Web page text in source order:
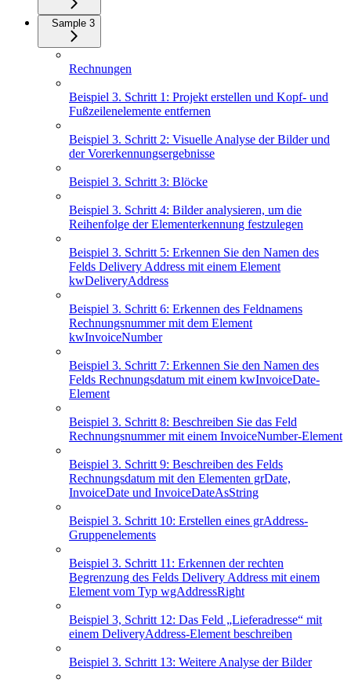
Sample 3
Rechnungen
Beispiel 3. Schritt 1: Projekt erstellen und Kopf- und
Fußzeilenelemente entfernen
Beispiel 3. Schritt 2: Visuelle Analyse der Bilder und
der Vorerkennungsergebnisse
Beispiel 3. Schritt 3: Blöcke
Beispiel 3. Schritt 4: Bilder analysieren, um die
Reihenfolge der Elementerkennung festzulegen
Beispiel 3. Schritt 5: Erkennen Sie den Namen des
Felds Delivery Address mit einem Element
kwDeliveryAddress
Beispiel 3. Schritt 6: Erkennen des Feldnamens
Rechnungsnummer mit dem Element
kwInvoiceNumber
Beispiel 3. Schritt 7: Erkennen Sie den Namen des
Felds Rechnungsdatum mit einem kwInvoiceDate-
Element
Beispiel 3. Schritt 8: Beschreiben Sie das Feld
Rechnungsnummer mit einem InvoiceNumber-Element
Beispiel 3. Schritt 9: Beschreiben des Felds
Rechnungsdatum mit den Elementen grDate,
InvoiceDate und InvoiceDateAsString
Beispiel 3. Schritt 10: Erstellen eines grAddress-
Gruppenelements
Beispiel 3. Schritt 11: Erkennen der rechten
Begrenzung des Felds Delivery Address mit einem
Element vom Typ wgAddressRight
Beispiel 3, Schritt 12: Das Feld „Lieferadresse“ mit
einem DeliveryAddress-Element beschreiben
Beispiel 3. Schritt 13: Weitere Analyse der Bilder